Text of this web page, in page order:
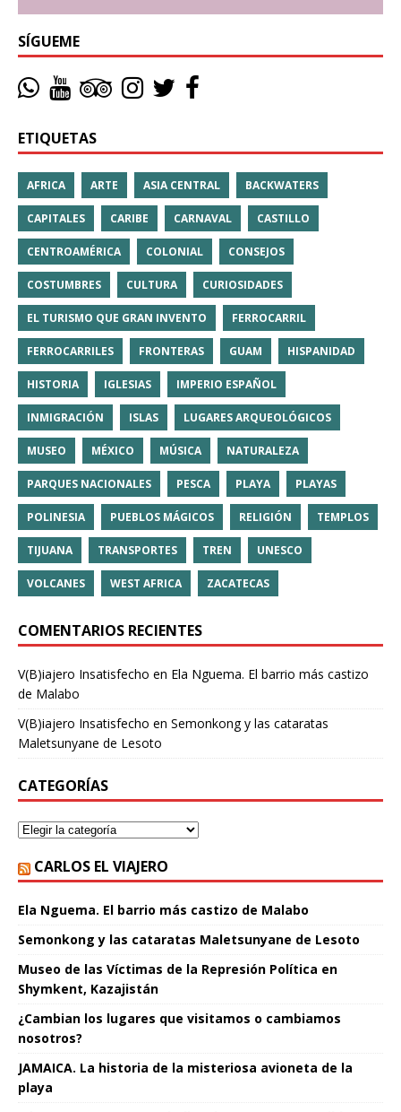
SÍGUEME
ETIQUETAS
AFRICA ARTE ASIA CENTRAL BACKWATERS
CAPITALES CARIBE CARNAVAL CASTILLO
CENTROAMÉRICA COLONIAL CONSEJOS
COSTUMBRES CULTURA CURIOSIDADES
EL TURISMO QUE GRAN INVENTO FERROCARRIL
FERROCARRILES FRONTERAS GUAM HISPANIDAD
HISTORIA IGLESIAS IMPERIO ESPAÑOL
INMIGRACIÓN ISLAS LUGARES ARQUEOLÓGICOS
MUSEO MÉXICO MÚSICA NATURALEZA
PARQUES NACIONALES PESCA PLAYA PLAYAS
POLINESIA PUEBLOS MÁGICOS RELIGIÓN TEMPLOS
TIJUANA TRANSPORTES TREN UNESCO
VOLCANES WEST AFRICA ZACATECAS
COMENTARIOS RECIENTES
V(B)iajero Insatisfecho en Ela Nguema. El barrio más castizo
de Malabo
V(B)iajero Insatisfecho en Semonkong y las cataratas
Maletsunyane de Lesoto
CATEGORÍAS
CARLOS EL VIAJERO
Ela Nguema. El barrio más castizo de Malabo
Semonkong y las cataratas Maletsunyane de Lesoto
Museo de las Víctimas de la Represión Política en
Shymkent, Kazajistán
¿Cambian los lugares que visitamos o cambiamos
nosotros?
JAMAICA. La historia de la misteriosa avioneta de la
playa